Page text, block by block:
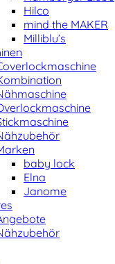
Hilco
mind the MAKER
Milliblu’s
baby lock
Elna
Janome